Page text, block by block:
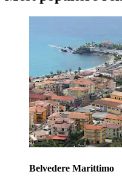
Belvedere Marittimo